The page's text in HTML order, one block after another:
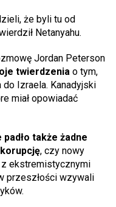
że byli tu od
Netanyahu.
Jordan Peterson
twierdzenia o tym,
do Izraela. Kanadyjski
miał opowiadać
padło także żadne
, czy nowy
z ekstremistycznymi
przeszłości wzywali